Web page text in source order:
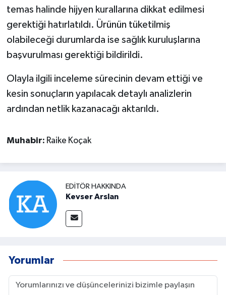
temas halinde hijyen kurallarına dikkat edilmesi
gerektiği hatırlatıldı. Ürünün tüketilmiş
olabileceği durumlarda ise sağlık kuruluşlarına
başvurulması gerektiği bildirildi.
Olayla ilgili inceleme sürecinin devam ettiği ve
kesin sonuçların yapılacak detaylı analizlerin
ardından netlik kazanacağı aktarıldı.
Muhabir: Raike Koçak
EDITÖR HAKKINDA
Kevser Arslan
Yorumlar